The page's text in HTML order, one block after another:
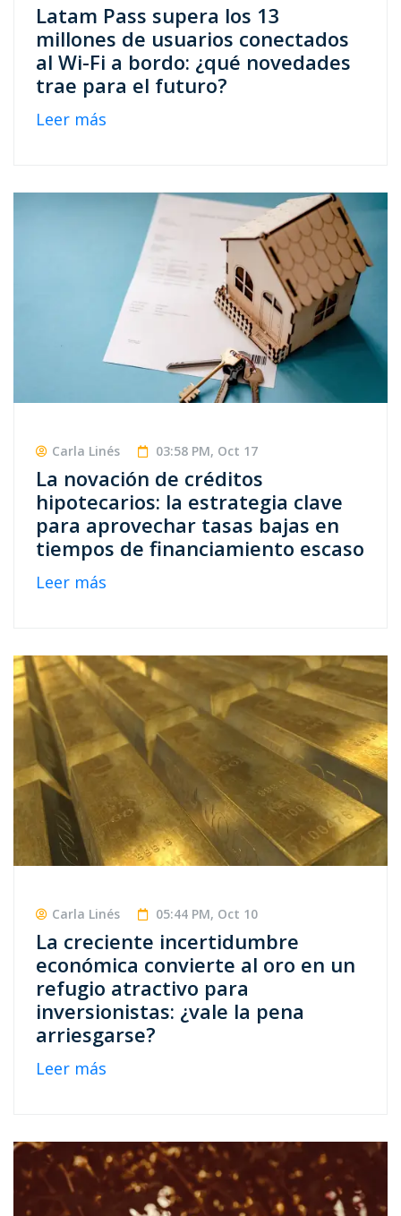
Latam Pass supera los 13
millones de usuarios conectados
al Wi-Fi a bordo: ¿qué novedades
trae para el futuro?
Leer más
Carla Linés 03:58 PM, Oct 17
La novación de créditos
hipotecarios: la estrategia clave
para aprovechar tasas bajas en
tiempos de financiamiento escaso
Leer más
Carla Linés 05:44 PM, Oct 10
La creciente incertidumbre
económica convierte al oro en un
refugio atractivo para
inversionistas: ¿vale la pena
arriesgarse?
Leer más